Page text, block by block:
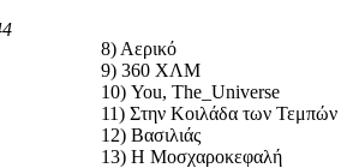
8) Αερικό
9) 360 ΧΛΜ
10) You, The_Universe
11) Στην Κοιλάδα των Τεμπών
12) Βασιλιάς
13) H Μοσχαροκεφαλή